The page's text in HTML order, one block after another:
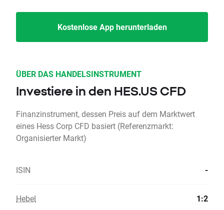
Kostenlose App herunterladen
ÜBER DAS HANDELSINSTRUMENT
Investiere in den HES.US CFD
Finanzinstrument, dessen Preis auf dem Marktwert
eines Hess Corp CFD basiert (Referenzmarkt:
Organisierter Markt)
ISIN -
Hebel 1:2